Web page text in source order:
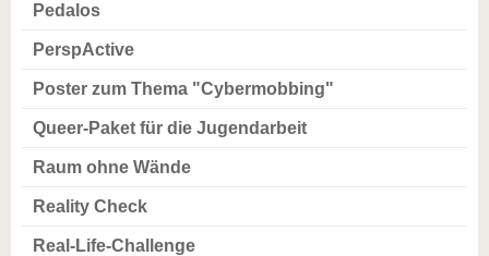
Pedalos
PerspActive
Poster zum Thema "Cybermobbing"
Queer-Paket für die Jugendarbeit
Raum ohne Wände
Reality Check
Real-Life-Challenge